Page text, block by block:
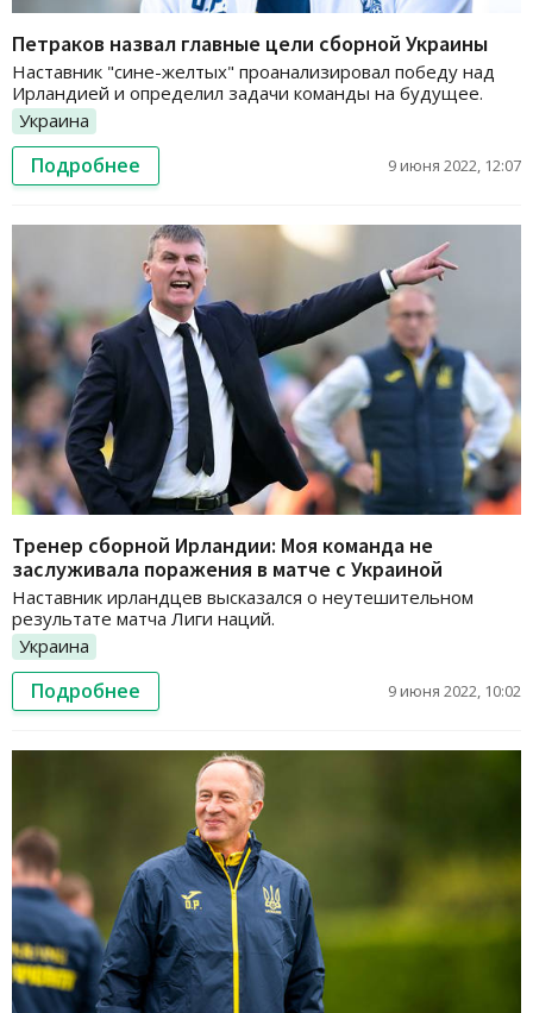
Петраков назвал главные цели сборной Украины
Наставник "сине-желтых" проанализировал победу над
Ирландией и определил задачи команды на будущее.
Украина
Подробнее 9 июня 2022, 12:07
Тренер сборной Ирландии: Моя команда не
заслуживала поражения в матче с Украиной
Наставник ирландцев высказался о неутешительном
результате матча Лиги наций.
Украина
Подробнее 9 июня 2022, 10:02